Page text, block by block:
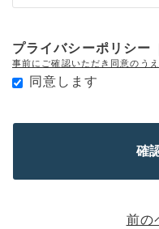
プライバシーポリシー
事前にご確認いただき同意のう
同意します
前の